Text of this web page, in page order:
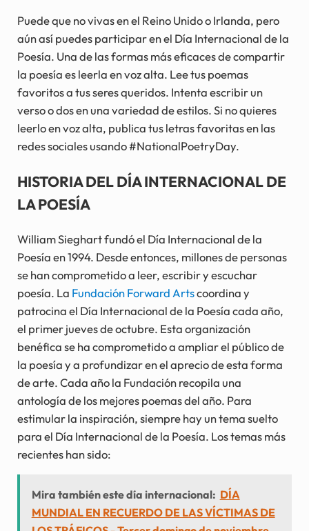
Puede que no vivas en el Reino Unido o Irlanda, pero
aún así puedes participar en el Día Internacional de la
Poesía. Una de las formas más eficaces de compartir
la poesía es leerla en voz alta. Lee tus poemas
favoritos a tus seres queridos. Intenta escribir un
verso o dos en una variedad de estilos. Si no quieres
leerlo en voz alta, publica tus letras favoritas en las
redes sociales usando #NationalPoetryDay.
HISTORIA DEL DÍA INTERNACIONAL DE
LA POESÍA
William Sieghart fundó el Día Internacional de la
Poesía en 1994. Desde entonces, millones de personas
se han comprometido a leer, escribir y escuchar
poesía. La Fundación Forward Artscoordina y
patrocina el Día Internacional de la Poesía cada año,
el primer jueves de octubre. Esta organización
benéfica se ha comprometido a ampliar el público de
la poesía y a profundizar en el aprecio de esta forma
de arte. Cada año la Fundación recopila una
antología de los mejores poemas del año. Para
estimular la inspiración, siempre hay un tema suelto
para el Día Internacional de la Poesía. Los temas más
recientes han sido:
Mira también este día internacional: DÍA
MUNDIAL EN RECUERDO DE LAS VÍCTIMAS DE